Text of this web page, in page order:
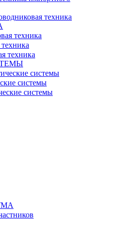
техника
техника
техника
системы
системы
системы